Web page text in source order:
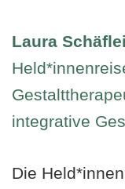
Laura
integrative
Die